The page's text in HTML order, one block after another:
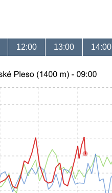
12:00 13:00 14:00